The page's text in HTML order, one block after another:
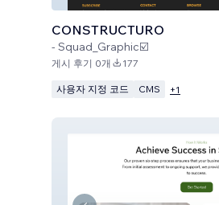
CONSTRUCTURO
- Squad_Graphic☑️
게시 후기 0개 177
사용자 지정 코드 CMS +1